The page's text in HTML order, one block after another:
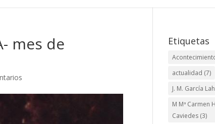
mes de Etiquetas
actualidad (7)
J. M. García
M Mª Carmen
Caviedes (3)